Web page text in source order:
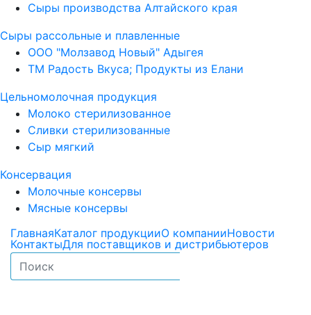
Сыры производства Алтайского края
Сыры рассольные и плавленные
ООО "Молзавод Новый" Адыгея
ТМ Радость Вкуса; Продукты из Елани
Цельномолочная продукция
Молоко стерилизованное
Сливки стерилизованные
Сыр мягкий
Консервация
Молочные консервы
Мясные консервы
ГлавнаяКаталог продукцииО компанииНовости
КонтактыДля поставщиков и дистрибьютеров